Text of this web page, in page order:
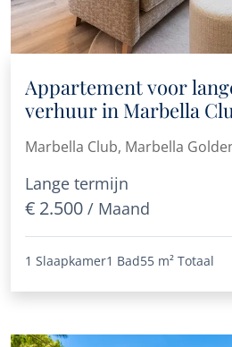
Appartement voor
verhuur in Marbella
Marbella Club, Marbella
Lange termijn
€ 2.500 / Maand
1 Slaapkamer1 Bad55 m² Totaal